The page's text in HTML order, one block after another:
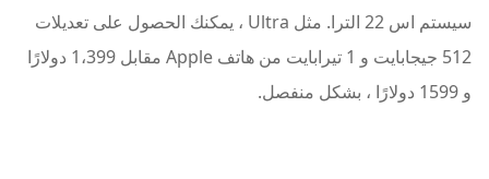
سيستم اس 22 الترا. مثل Ultra ، يمكنك الحصول على تعديلات
512 جيجابايت و 1 تيرابايت من هاتف Apple مقابل 1،399 دولارًا
و 1599 دولارًا ، بشكل منفصل.